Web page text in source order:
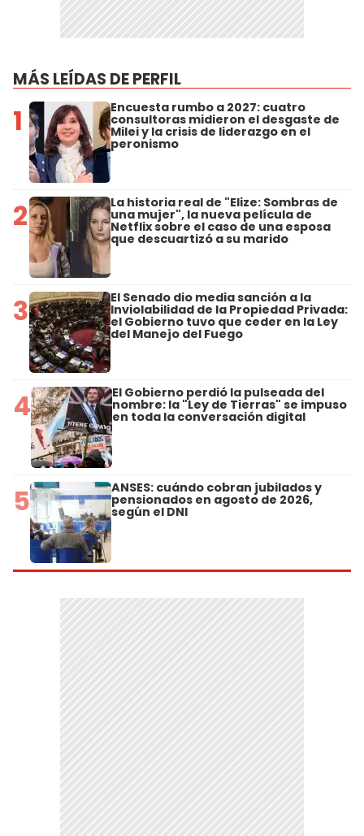
MÁS LEÍDAS DE PERFIL
1 Encuesta rumbo a 2027: cuatro
consultoras midieron el desgaste de
Milei y la crisis de liderazgo en el
peronismo
2 La historia real de "Elize: Sombras de
una mujer", la nueva película de
Netflix sobre el caso de una esposa
que descuartizó a su marido
3 El Senado dio media sanción a la
Inviolabilidad de la Propiedad Privada:
el Gobierno tuvo que ceder en la Ley
del Manejo del Fuego
4 El Gobierno perdió la pulseada del
nombre: la "Ley de Tierras" se impuso
en toda la conversación digital
5 ANSES: cuándo cobran jubilados y
pensionados en agosto de 2026,
según el DNI